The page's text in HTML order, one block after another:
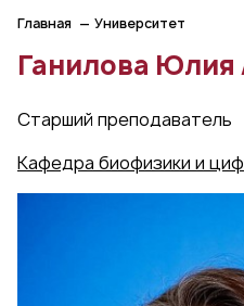
Главная Университет
Ганилова Юлия
Старший преподаватель
Кафедра биофизики и